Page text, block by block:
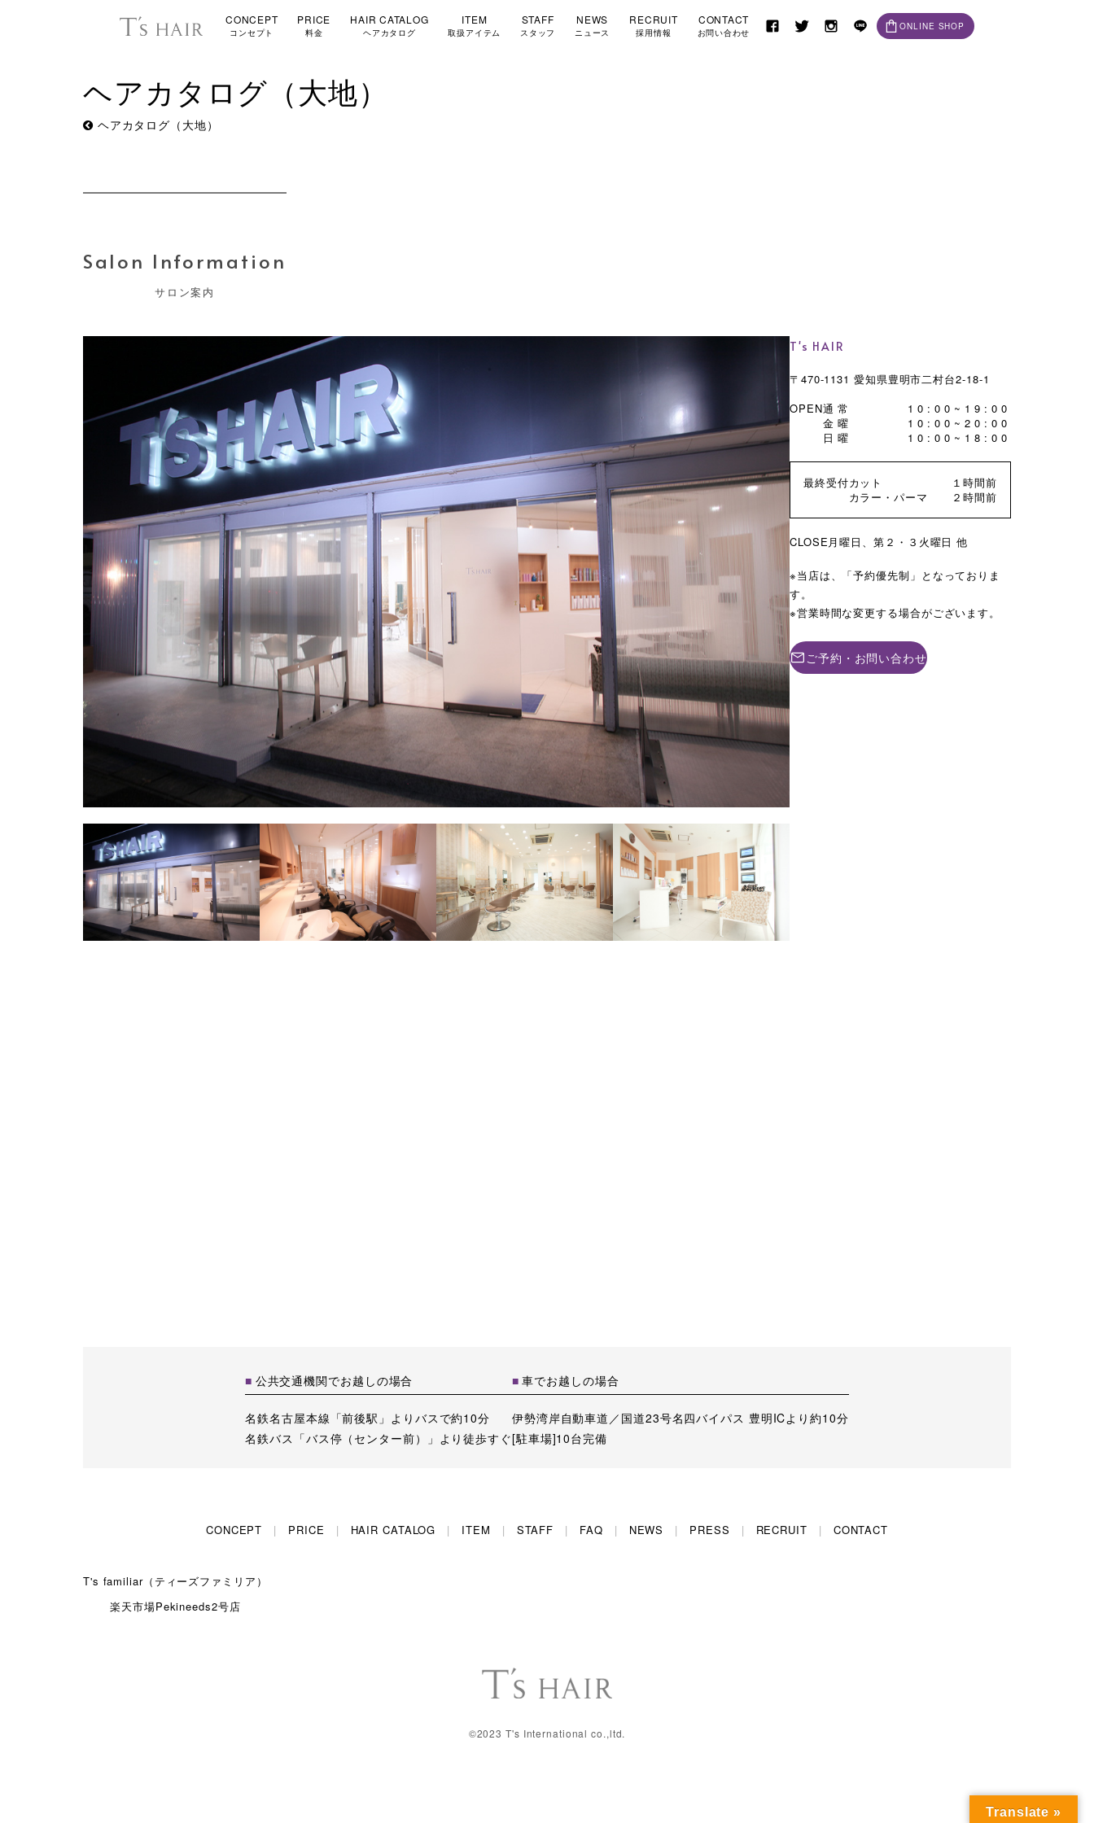
CONCEPT
コンセプト
PRICE
料金
HAIR CATALOG
ヘアカタログ
ITEM
取扱アイテム
STAFF
スタッフ
NEWS
ニュース
RECRUIT
採用情報
CONTACT
お問い合わせ
ONLINE SHOP
ヘアカタログ（大地）
ヘアカタログ（大地）
Salon Information
サロン案内
T's HAIR
〒470-1131 愛知県豊明市二村台2-18-1
OPEN通常
金曜
日曜
10:00~19:00
10:00~20:00
10:00~18:00
最終受付カット
カラー・パーマ
１時間前
２時間前
CLOSE月曜日、第２・３火曜日 他
当店は、「予約優先制」となっておりま
す。
営業時間な変更する場合がございます。
ご予約・お問い合わせ
公共交通機関でお越しの場合
名鉄名古屋本線「前後駅」よりバスで約10分
名鉄バス「バス停（センター前）」より徒歩すぐ
車でお越しの場合
伊勢湾岸自動車道／国道23号名四バイパス 豊明ICより約10分
[駐車場]10台完備
CONCEPT PRICE HAIR CATALOG ITEM STAFF FAQ NEWS PRESS RECRUIT CONTACT
T's familiar（ティーズファミリア）
楽天市場Pekineeds2号店
©2023 T's International co.,ltd.
Translate »